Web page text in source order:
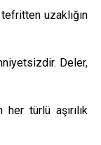
uzaklığın
Deler,
türlü aşırılık